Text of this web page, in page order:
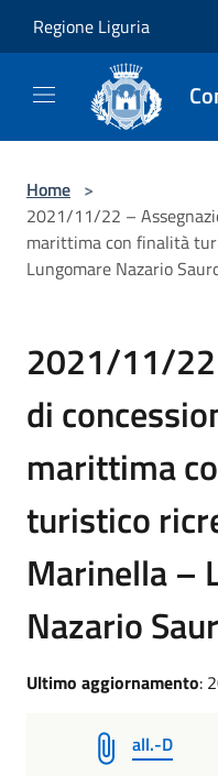
Regione Liguria
Home >
2021/11/22 –
marittima con finalità
Lungomare Nazario
2021/11/22
di
marittima
turistico
Marinella –
Nazario
Ultimo aggiornamento:
all.-D